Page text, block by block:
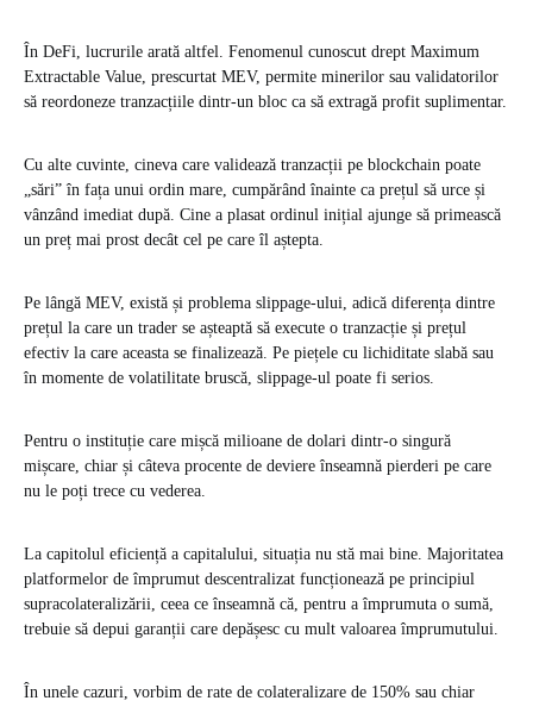
În DeFi, lucrurile arată altfel. Fenomenul cunoscut drept Maximum
Extractable Value, prescurtat MEV, permite minerilor sau validatorilor
să reordoneze tranzacțiile dintr-un bloc ca să extragă profit suplimentar.
Cu alte cuvinte, cineva care validează tranzacții pe blockchain poate
„sări” în fața unui ordin mare, cumpărând înainte ca prețul să urce și
vânzând imediat după. Cine a plasat ordinul inițial ajunge să primească
un preț mai prost decât cel pe care îl aștepta.
Pe lângă MEV, există și problema slippage-ului, adică diferența dintre
prețul la care un trader se așteaptă să execute o tranzacție și prețul
efectiv la care aceasta se finalizează. Pe piețele cu lichiditate slabă sau
în momente de volatilitate bruscă, slippage-ul poate fi serios.
Pentru o instituție care mișcă milioane de dolari dintr-o singură
mișcare, chiar și câteva procente de deviere înseamnă pierderi pe care
nu le poți trece cu vederea.
La capitolul eficiență a capitalului, situația nu stă mai bine. Majoritatea
platformelor de împrumut descentralizat funcționează pe principiul
supracolateralizării, ceea ce înseamnă că, pentru a împrumuta o sumă,
trebuie să depui garanții care depășesc cu mult valoarea împrumutului.
În unele cazuri, vorbim de rate de colateralizare de 150% sau chiar